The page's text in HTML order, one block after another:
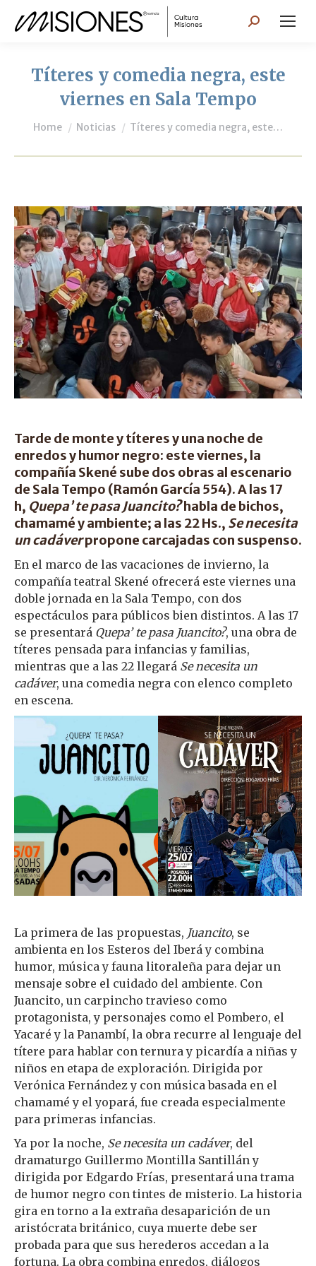
Search:
Títeres y comedia negra, este
viernes en Sala Tempo
You are here:
Home Noticias Títeres y comedia negra, este…
Tarde de monte y títeres y una noche de
enredos y humor negro: este viernes, la
compañía Skené sube dos obras al escenario
de Sala Tempo (Ramón García 554). A las 17
h, Quepa’ te pasa Juancito?habla de bichos,
chamamé y ambiente; a las 22 Hs., Se necesita
un cadáverpropone carcajadas con suspenso.
En el marco de las vacaciones de invierno, la
compañía teatral Skené ofrecerá este viernes una
doble jornada en la Sala Tempo, con dos
espectáculos para públicos bien distintos. A las 17
se presentará Quepa’ te pasa Juancito?, una obra de
títeres pensada para infancias y familias,
mientras que a las 22 llegará Se necesita un
cadáver, una comedia negra con elenco completo
en escena.
La primera de las propuestas, Juancito, se
ambienta en los Esteros del Iberá y combina
humor, música y fauna litoraleña para dejar un
mensaje sobre el cuidado del ambiente. Con
Juancito, un carpincho travieso como
protagonista, y personajes como el Pombero, el
Yacaré y la Panambí, la obra recurre al lenguaje del
títere para hablar con ternura y picardía a niñas y
niños en etapa de exploración. Dirigida por
Verónica Fernández y con música basada en el
chamamé y el yopará, fue creada especialmente
para primeras infancias.
Ya por la noche, Se necesita un cadáver, del
dramaturgo Guillermo Montilla Santillán y
dirigida por Edgardo Frías, presentará una trama
de humor negro con tintes de misterio. La historia
gira en torno a la extraña desaparición de un
aristócrata británico, cuya muerte debe ser
probada para que sus herederos accedan a la
fortuna. La obra combina enredos, diálogos